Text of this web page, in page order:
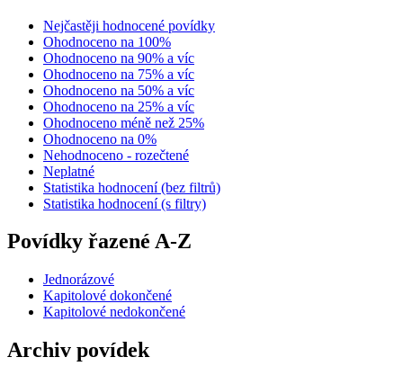
Nejčastěji hodnocené povídky
Ohodnoceno na 100%
Ohodnoceno na 90% a víc
Ohodnoceno na 75% a víc
Ohodnoceno na 50% a víc
Ohodnoceno na 25% a víc
Ohodnoceno méně než 25%
Ohodnoceno na 0%
Nehodnoceno - rozečtené
Neplatné
Statistika hodnocení (bez filtrů)
Statistika hodnocení (s filtry)
Povídky řazené A-Z
Jednorázové
Kapitolové dokončené
Kapitolové nedokončené
Archiv povídek